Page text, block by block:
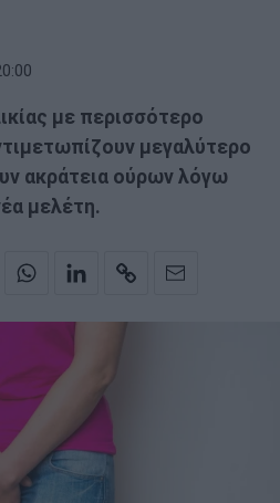
με περισσότερο
μεγαλύτερο
ακράτεια ούρων λόγω
μελέτη.